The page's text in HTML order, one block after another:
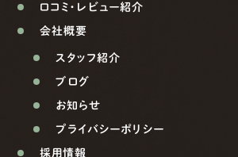
口コミ・レビュー紹介
会社概要
スタッフ紹介
ブログ
お知らせ
プライバシーポリシー
採用情報